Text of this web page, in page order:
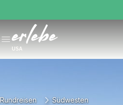
USA
Rundreisen Südwesten